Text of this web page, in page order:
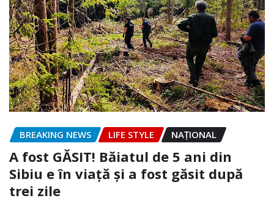
BREAKING NEWS LIFE STYLE NAŢIONAL
A fost GĂSIT! Băiatul de 5 ani din
Sibiu e în viață și a fost găsit după
trei zile